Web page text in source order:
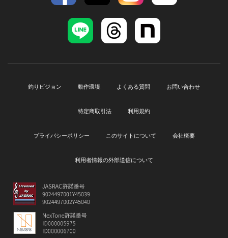
釣りビジョン 動作環境 よくある質問 お問い合わせ
特定商取引法 利用規約
プライバシーポリシー このサイトについて 会社概要
利用者情報の外部送信について